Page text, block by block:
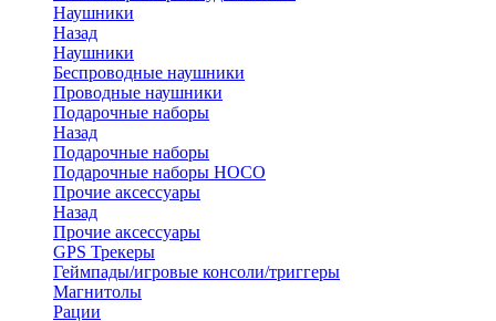
Наушники
Назад
Наушники
Беспроводные наушники
Проводные наушники
Подарочные наборы
Назад
Подарочные наборы
Подарочные наборы HOCO
Прочие аксессуары
Назад
Прочие аксессуары
GPS Трекеры
Геймпады/игровые консоли/триггеры
Магнитолы
Рации